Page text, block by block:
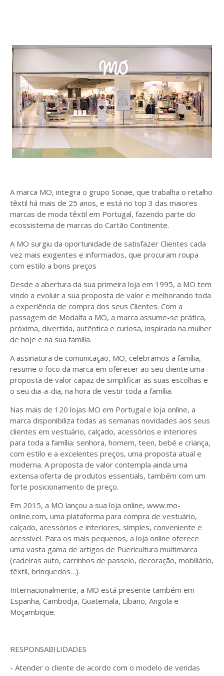
A marca MO, integra o grupo Sonae, que trabalha o retalho
têxtil há mais de 25 anos, e está no top 3 das maiores
marcas de moda têxtil em Portugal, fazendo parte do
ecossistema de marcas do Cartão Continente.
A MO surgiu da oportunidade de satisfazer Clientes cada
vez mais exigentes e informados, que procuram roupa
com estilo a bons preços
Desde a abertura da sua primeira loja em 1995, a MO tem
vindo a evoluir a sua proposta de valor e melhorando toda
a experiência de compra dos seus Clientes. Com a
passagem de Modalfa a MO, a marca assume-se prática,
próxima, divertida, autêntica e curiosa, inspirada na mulher
de hoje e na sua família.
A assinatura de comunicação, MO, celebramos a família,
resume o foco da marca em oferecer ao seu cliente uma
proposta de valor capaz de simplificar as suas escolhas e
o seu dia-a-dia, na hora de vestir toda a família.
Nas mais de 120 lojas MO em Portugal e loja online, a
marca disponibiliza todas as semanas novidades aos seus
clientes em vestuário, calçado, acessórios e interiores
para toda a família: senhora, homem, teen, bebé e criança,
com estilo e a excelentes preços, uma proposta atual e
moderna. A proposta de valor contempla ainda uma
extensa oferta de produtos essentials, também com um
forte posicionamento de preço.
Em 2015, a MO lançou a sua loja online, www.mo-
online.com, uma plataforma para compra de vestuário,
calçado, acessórios e interiores, simples, conveniente e
acessível. Para os mais pequenos, a loja online oferece
uma vasta gama de artigos de Puericultura multimarca
(cadeiras auto, carrinhos de passeio, decoração, mobiliário,
têxtil, brinquedos…).
Internacionalmente, a MO está presente também em
Espanha, Cambodja, Guatemala, Líbano, Angola e
Moçambique.
RESPONSABILIDADES
- Atender o cliente de acordo com o modelo de vendas